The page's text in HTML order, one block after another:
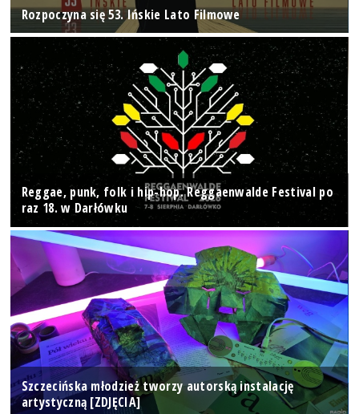
Rozpoczyna się 53. Ińskie Lato Filmowe
Reggae, punk, folk i hip-hop. Reggaenwalde Festival po
raz 18. w Darłówku
Szczecińska młodzież tworzy autorską instalację
artystyczną [ZDJĘCIA]